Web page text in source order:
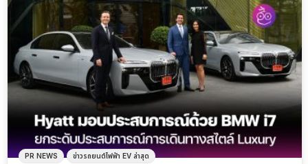
PR NEWS ข่าวรถยนต์ไฟฟ้า EV ล่าสุด